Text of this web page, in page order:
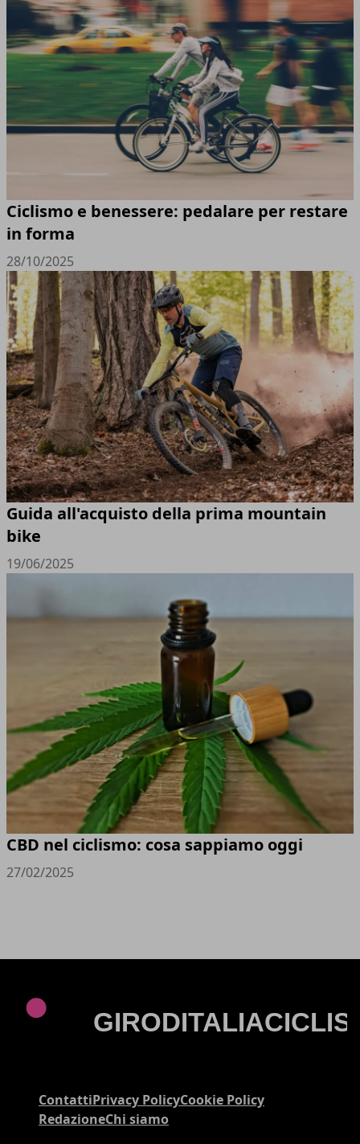
Ciclismo e benessere: pedalare per restare
in forma
28/10/2025
Guida all'acquisto della prima mountain
bike
19/06/2025
CBD nel ciclismo: cosa sappiamo oggi
27/02/2025
ContattiPrivacy PolicyCookie Policy
RedazioneChi siamo